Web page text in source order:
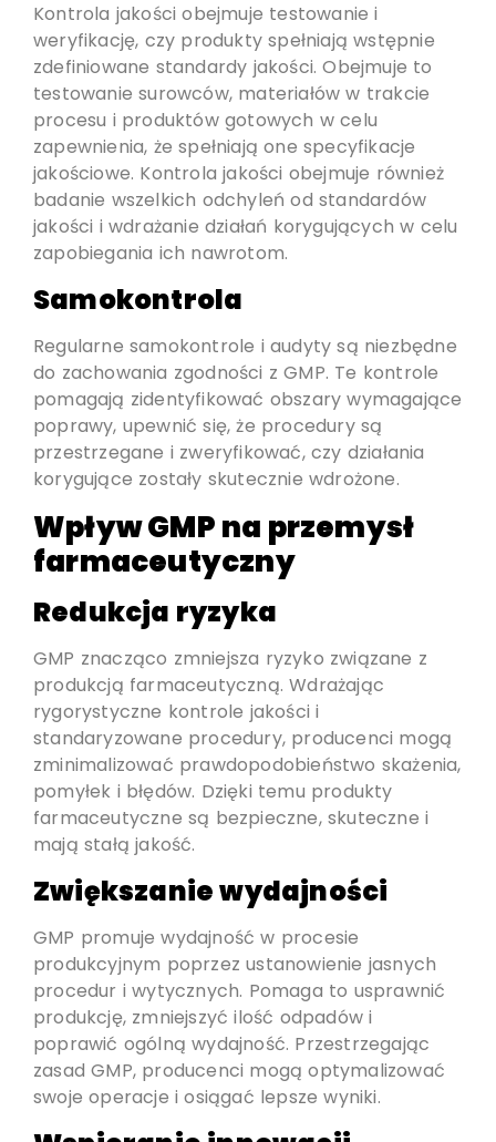
Kontrola jakości obejmuje testowanie i
weryfikację, czy produkty spełniają wstępnie
zdefiniowane standardy jakości. Obejmuje to
testowanie surowców, materiałów w trakcie
procesu i produktów gotowych w celu
zapewnienia, że spełniają one specyfikacje
jakościowe. Kontrola jakości obejmuje również
badanie wszelkich odchyleń od standardów
jakości i wdrażanie działań korygujących w celu
zapobiegania ich nawrotom.
Samokontrola
Regularne samokontrole i audyty są niezbędne
do zachowania zgodności z GMP. Te kontrole
pomagają zidentyfikować obszary wymagające
poprawy, upewnić się, że procedury są
przestrzegane i zweryfikować, czy działania
korygujące zostały skutecznie wdrożone.
Wpływ GMP na przemysł
farmaceutyczny
Redukcja ryzyka
GMP znacząco zmniejsza ryzyko związane z
produkcją farmaceutyczną. Wdrażając
rygorystyczne kontrole jakości i
standaryzowane procedury, producenci mogą
zminimalizować prawdopodobieństwo skażenia,
pomyłek i błędów. Dzięki temu produkty
farmaceutyczne są bezpieczne, skuteczne i
mają stałą jakość.
Zwiększanie wydajności
GMP promuje wydajność w procesie
produkcyjnym poprzez ustanowienie jasnych
procedur i wytycznych. Pomaga to usprawnić
produkcję, zmniejszyć ilość odpadów i
poprawić ogólną wydajność. Przestrzegając
zasad GMP, producenci mogą optymalizować
swoje operacje i osiągać lepsze wyniki.